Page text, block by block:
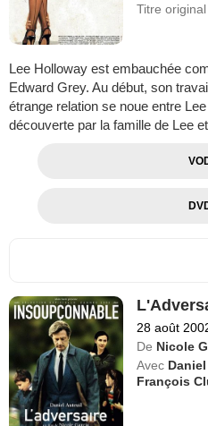
Titre
Lee Holloway est embauchée
Edward Grey. Au début, son
étrange relation se noue entre
découverte par la famille de Lee
28 août
De Nicole
Avec
François